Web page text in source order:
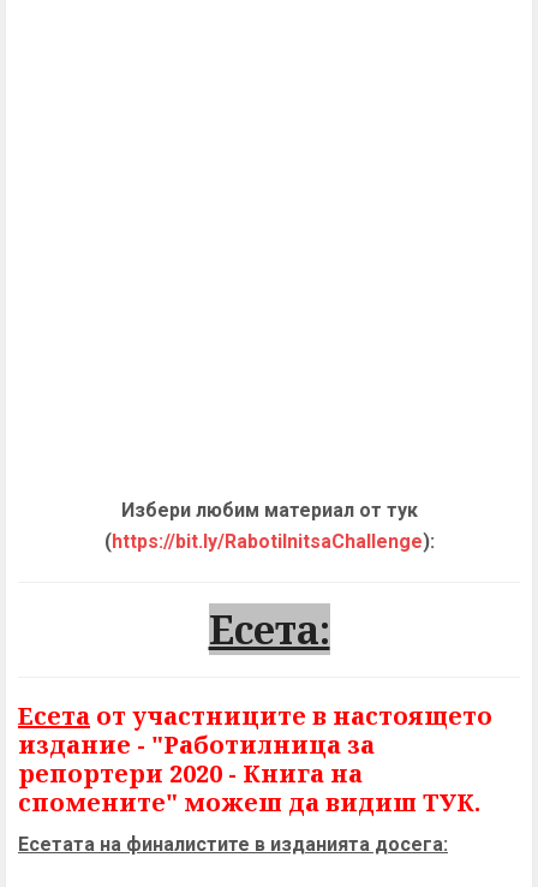
Избери любим материал от тук
(https://bit.ly/RabotilnitsaChallenge):
Есета:
Есета от участниците в настоящето
издание - "Работилница за
репортери 2020 - Книга на
спомените" можеш да видиш ТУК.
Есетата на финалистите в изданията досега: